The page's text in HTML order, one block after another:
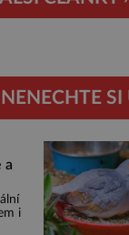
NENECHTE
a
i